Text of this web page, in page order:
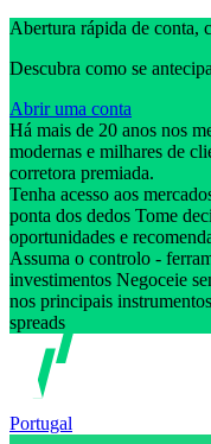
Abertura rápida de conta,
Descubra como se
Abrir uma conta
Há mais de 20 anos nos
modernas e milhares de
corretora premiada.
Tenha acesso aos
ponta dos dedos Tome
oportunidades e
Assuma o controlo -
investimentos Negoceie
nos principais
spreads
Portugal